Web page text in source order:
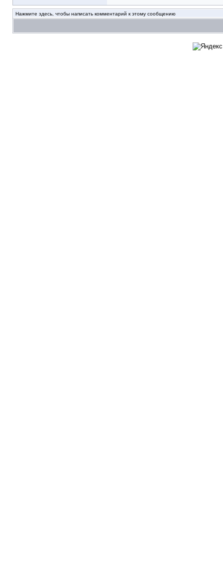
Нажмите здесь, чтобы написать комментарий к этому сообщению